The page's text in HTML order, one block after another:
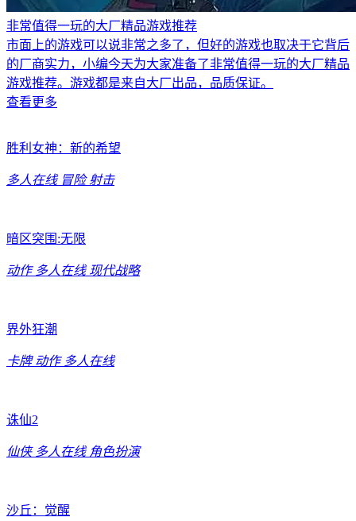
非常值得一玩的大厂精品游戏推荐
市面上的游戏可以说非常之多了，但好的游戏也取决于它背后
的厂商实力，小编今天为大家准备了非常值得一玩的大厂精品
游戏推荐。游戏都是来自大厂出品，品质保证。
查看更多
胜利女神：新的希望
多人在线 冒险 射击
暗区突围:无限
动作 多人在线 现代战略
界外狂潮
卡牌 动作 多人在线
诛仙2
仙侠 多人在线 角色扮演
沙丘：觉醒